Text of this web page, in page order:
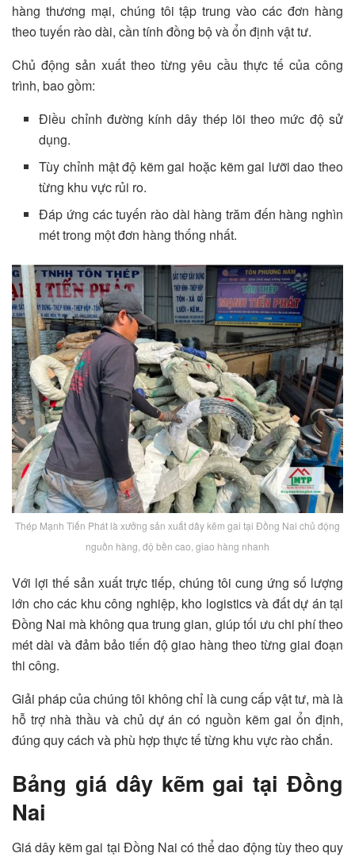
hàng thương mại, chúng tôi tập trung vào các đơn hàng
theo tuyến rào dài, cần tính đồng bộ và ổn định vật tư.
Chủ động sản xuất theo từng yêu cầu thực tế của công
trình, bao gồm:
Điều chỉnh đường kính dây thép lõi theo mức độ sử
dụng.
Tùy chỉnh mật độ kẽm gai hoặc kẽm gai lưỡi dao theo
từng khu vực rủi ro.
Đáp ứng các tuyến rào dài hàng trăm đến hàng nghìn
mét trong một đơn hàng thống nhất.
Thép Mạnh Tiến Phát là xưởng sản xuất dây kẽm gai tại Đồng Nai chủ động
nguồn hàng, độ bền cao, giao hàng nhanh
Với lợi thế sản xuất trực tiếp, chúng tôi cung ứng số lượng
lớn cho các khu công nghiệp, kho logistics và đất dự án tại
Đồng Nai mà không qua trung gian, giúp tối ưu chi phí theo
mét dài và đảm bảo tiến độ giao hàng theo từng giai đoạn
thi công.
Giải pháp của chúng tôi không chỉ là cung cấp vật tư, mà là
hỗ trợ nhà thầu và chủ dự án có nguồn kẽm gai ổn định,
đúng quy cách và phù hợp thực tế từng khu vực rào chắn.
Bảng giá dây kẽm gai tại Đồng
Nai
Giá dây kẽm gai tại Đồng Nai có thể dao động tùy theo quy